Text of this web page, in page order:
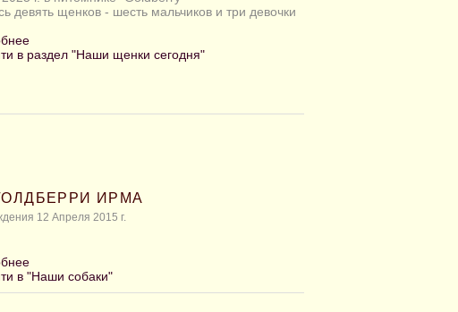
девять щенков - шесть мальчиков и три девочки
в раздел "Наши щенки сегодня"
ИРМА
12 Апреля 2015 г.
в "Наши собаки"